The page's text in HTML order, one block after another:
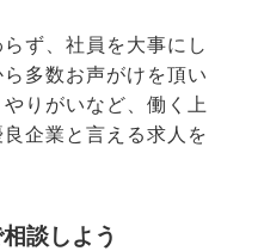
ず、社員を大事にし
多数お声がけを頂い
りがいなど、働く上
企業と言える求人を
談しよう